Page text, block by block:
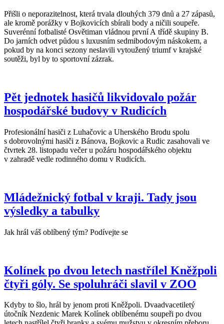
Přišli o neporazitelnost, která trvala dlouhých 379 dnů a 27 zápasů,
ale kromě porážky v Bojkovicích sbírali body a ničili soupeře.
Suverénní fotbalisté Osvětiman vládnou první A třídě skupiny B.
Do jarních odvet půdou s luxusním sedmibodovým náskokem, a
pokud by na konci sezony neslavili vytoužený triumf v krajské
soutěži, byl by to sportovní zázrak.
Pět jednotek hasičů likvidovalo požár
hospodářské budovy v Rudicích
Profesionální hasiči z Luhačovic a Uherského Brodu spolu
s dobrovolnými hasiči z Bánova, Bojkovic a Rudic zasahovali ve
čtvrtek 28. listopadu večer u požáru hospodářského objektu
v zahradě vedle rodinného domu v Rudicích.
Mládežnický fotbal v kraji. Tady jsou
výsledky a tabulky
Jak hrál váš oblíbený tým? Podívejte se
Kolínek po dvou letech nastřílel Kněžpoli
čtyři góly. Se spoluhráči slavil v ZOO
Kdyby to šlo, hrál by jenom proti Kněžpoli. Dvaadvacetiletý
útočník Nezdenic Marek Kolínek oblíbenému soupeři po dvou